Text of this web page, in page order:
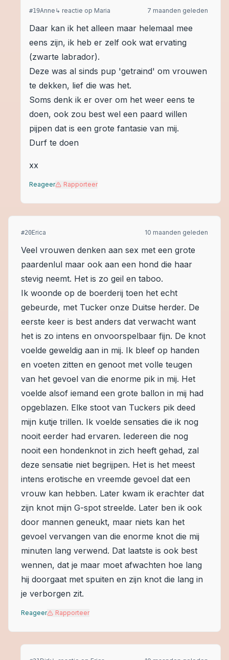
#19Anne ↳ reactie op Maria 7 maanden geleden
Daar kan ik het alleen maar helemaal mee
eens zijn, ik heb er zelf ook wat ervating
(zwarte labrador).
Deze was al sinds pup 'getraind' om vrouwen
te dekken, lief die was het.
Soms denk ik er over om het weer eens te
doen, ook zou best wel een paard willen
pijpen dat is een grote fantasie van mij.
Durf te doen
xx
Reageer Rapporteer
#20Erica 10 maanden geleden
Veel vrouwen denken aan sex met een grote
paardenlul maar ook aan een hond die haar
stevig neemt. Het is zo geil en taboo.
Ik woonde op de boerderij toen het echt
gebeurde, met Tucker onze Duitse herder. De
eerste keer is best anders dat verwacht want
het is zo intens en onvoorspelbaar fijn. De knot
voelde geweldig aan in mij. Ik bleef op handen
en voeten zitten en genoot met volle teugen
van het gevoel van die enorme pik in mij. Het
voelde alsof iemand een grote ballon in mij had
opgeblazen. Elke stoot van Tuckers pik deed
mijn kutje trillen. Ik voelde sensaties die ik nog
nooit eerder had ervaren. Iedereen die nog
nooit een hondenknot in zich heeft gehad, zal
deze sensatie niet begrijpen. Het is het meest
intens erotische en vreemde gevoel dat een
vrouw kan hebben. Later kwam ik erachter dat
zijn knot mijn G-spot streelde. Later ben ik ook
door mannen geneukt, maar niets kan het
gevoel vervangen van die enorme knot die mij
minuten lang verwend. Dat laatste is ook best
wennen, dat je maar moet afwachten hoe lang
hij doorgaat met spuiten en zijn knot die lang in
je verborgen zit.
Reageer Rapporteer